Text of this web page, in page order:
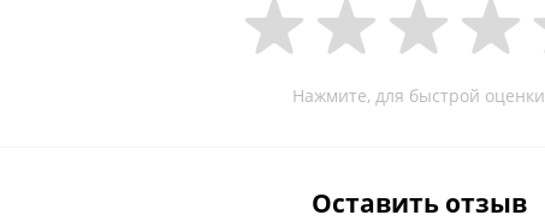
Нажмите, для быстрой оценки
Оставить отзыв